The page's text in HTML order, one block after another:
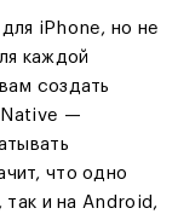
iPhone, но не
каждой
создать
Native —
что одно
так и на Android,